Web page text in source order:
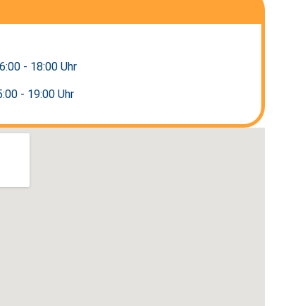
- 18:00 Uhr
- 19:00 Uhr